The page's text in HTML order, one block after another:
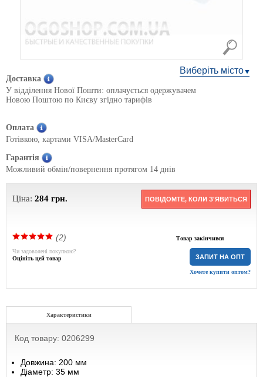
Виберіть місто
Доставка
У відділення Нової Пошти: оплачується одержувачем
Новою Поштою по Києву згідно тарифів
Оплата
Готівкою, картами VISA/MasterCard
Гарантія
Можливий обмін/повернення протягом 14 днів
Ціна: 284 грн. ПОВІДОМТЕ, КОЛИ З'ЯВИТЬСЯ
(2) Товар закінчився
ЗАПИТ НА ОПТ
Хочете купити оптом?
Чи задоволені покупкою?
Оцініть цей товар
Характеристики
Код товару: 0206299
Довжина: 200 мм
Діаметр: 35 мм